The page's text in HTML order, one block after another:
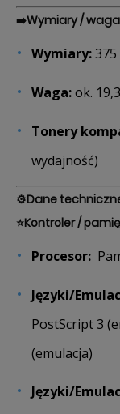
➡️Wymiary /
Wymiary:375
Waga:ok.
Tonery
wydajność)
⚙️Dane
⭐Kontroler /
Procesor:
Języki/
PostScript 3
(emulacja)
Języki/